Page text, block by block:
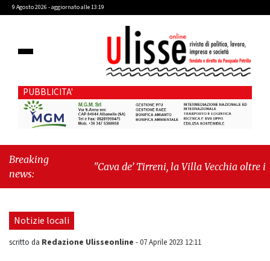
9 Agosto 2026 - aggiornato alle 13:19
PUBBLICITA'
Breaking
news:
"Cava de’ Tirreni, la Villa Vecchia oltre i
seduta consiliare: “Serve chiarezza!”"
Notizie locali
scritto da Redazione Ulisseonline -07 Aprile 2023 12:11